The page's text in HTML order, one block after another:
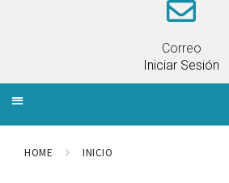
Correo
Iniciar Sesión
HOME INICIO